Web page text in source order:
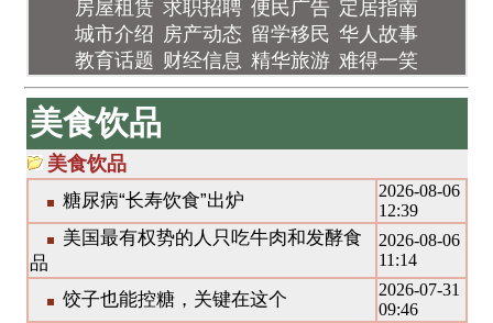
房屋租赁 求职招聘 便民广告 定居指南
城市介绍 房产动态 留学移民 华人故事
教育话题 财经信息 精华旅游 难得一笑
美食饮品
美食饮品
糖尿病“长寿饮食”出炉
2026-08-06
12:39
美国最有权势的人只吃牛肉和发酵食
品
2026-08-06
11:14
饺子也能控糖，关键在这个
2026-07-31
09:46